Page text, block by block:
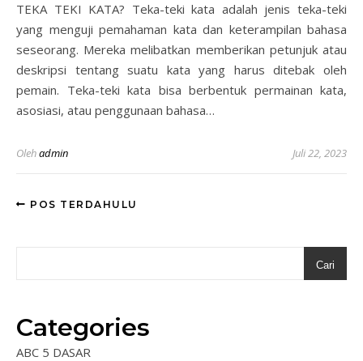
TEKA TEKI KATA? Teka-teki kata adalah jenis teka-teki
yang menguji pemahaman kata dan keterampilan bahasa
seseorang. Mereka melibatkan memberikan petunjuk atau
deskripsi tentang suatu kata yang harus ditebak oleh
pemain. Teka-teki kata bisa berbentuk permainan kata,
asosiasi, atau penggunaan bahasa…
Olehadmin Juli 22, 2023
POS TERDAHULU
Cari
Categories
ABC 5 DASAR